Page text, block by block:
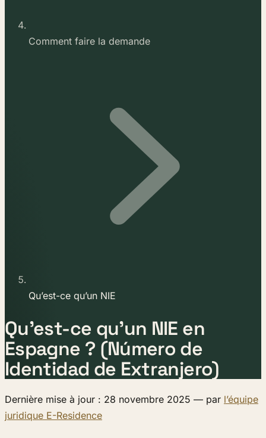
Comment faire la demande
Qu’est-ce qu’un NIE
Qu’est-ce qu’un NIE en
Espagne ? (Número de
Identidad de Extranjero)
Dernière mise à jour : 28 novembre 2025 — par l’équipe
juridique E-Residence